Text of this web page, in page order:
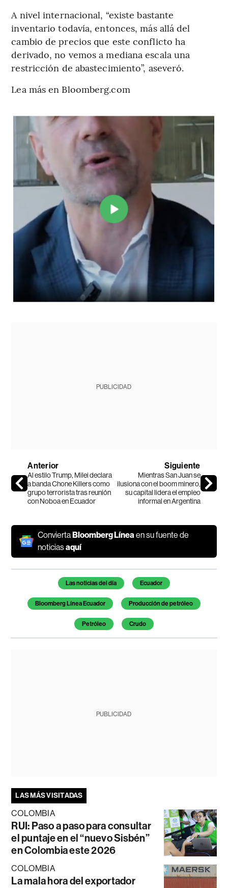
A nivel internacional, “existe bastante
inventario todavía, entonces, más allá del
cambio de precios que este conflicto ha
derivado, no vemos a mediana escala una
restricción de abastecimiento”, aseveró.
Lea más en Bloomberg.com
PUBLICIDAD
Anterior
Al estilo Trump, Milei declara
a banda Chone Killers como
grupo terrorista tras reunión
con Noboa en Ecuador
Siguiente
Mientras San Juan se
ilusiona con el boom minero,
su capital lidera el empleo
informal en Argentina
ConviertaBloomberg Línea en su fuente de
noticiasaquí
Temas de este artículo
Las noticias del día Ecuador
Bloomberg Línea Ecuador Producción de petróleo
Petróleo Crudo
PUBLICIDAD
LAS MÁS VISITADAS
COLOMBIA
RUI: Paso a paso para consultar
el puntaje en el “nuevo Sisbén”
en Colombia este 2026
COLOMBIA
La mala hora del exportador